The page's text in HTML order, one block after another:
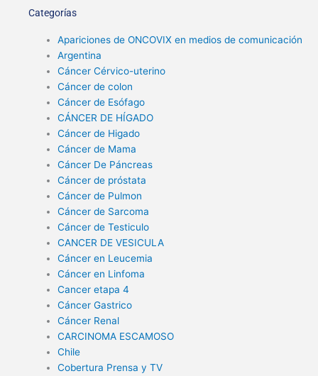
Categorías
Apariciones de ONCOVIX en medios de comunicación
Argentina
Cáncer Cérvico-uterino
Cáncer de colon
Cáncer de Esófago
CÁNCER DE HÍGADO
Cáncer de Higado
Cáncer de Mama
Cáncer De Páncreas
Cáncer de próstata
Cáncer de Pulmon
Cáncer de Sarcoma
Cáncer de Testiculo
CANCER DE VESICULA
Cáncer en Leucemia
Cáncer en Linfoma
Cancer etapa 4
Cáncer Gastrico
Cáncer Renal
CARCINOMA ESCAMOSO
Chile
Cobertura Prensa y TV